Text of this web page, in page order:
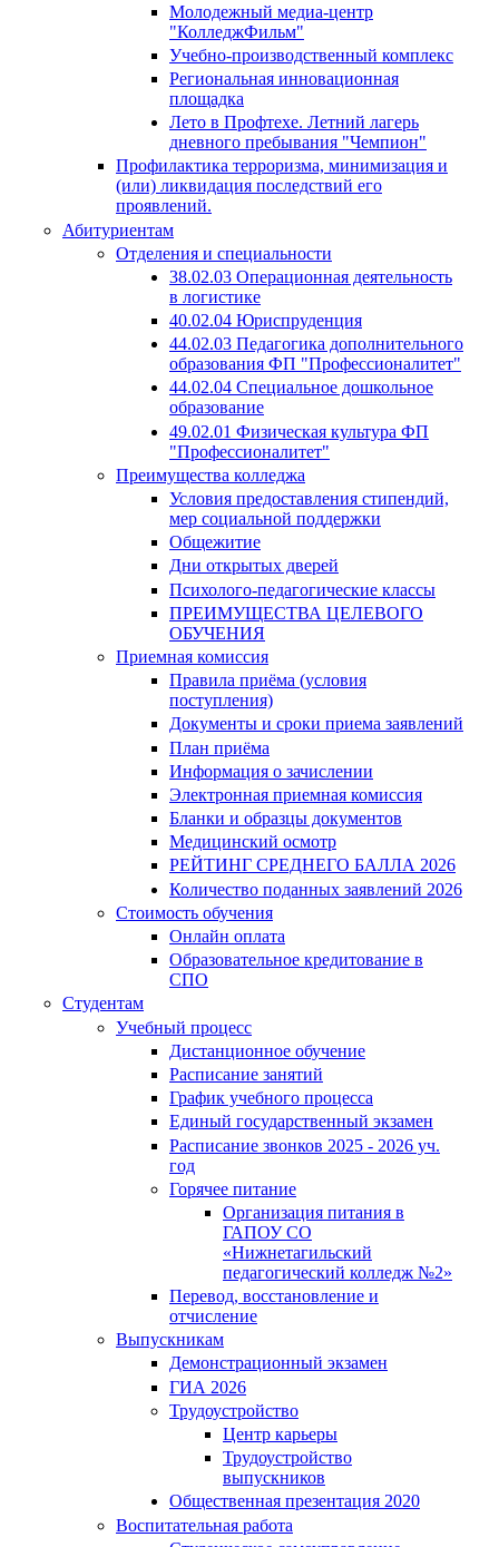
Молодежный медиа-центр
"КолледжФильм"
Учебно-производственный комплекс
Региональная инновационная
площадка
Лето в Профтехе. Летний лагерь
дневного пребывания "Чемпион"
Профилактика терроризма, минимизация и
(или) ликвидация последствий его
проявлений.
Абитуриентам
Отделения и специальности
38.02.03 Операционная деятельность
в логистике
40.02.04 Юриспруденция
44.02.03 Педагогика дополнительного
образования ФП "Профессионалитет"
44.02.04 Специальное дошкольное
образование
49.02.01 Физическая культура ФП
"Профессионалитет"
Преимущества колледжа
Условия предоставления стипендий,
мер социальной поддержки
Общежитие
Дни открытых дверей
Психолого-педагогические классы
ПРЕИМУЩЕСТВА ЦЕЛЕВОГО
ОБУЧЕНИЯ
Приемная комиссия
Правила приёма (условия
поступления)
Документы и сроки приема заявлений
План приёма
Информация о зачислении
Электронная приемная комиссия
Бланки и образцы документов
Медицинский осмотр
РЕЙТИНГ СРЕДНЕГО БАЛЛА 2026
Количество поданных заявлений 2026
Стоимость обучения
Онлайн оплата
Образовательное кредитование в
СПО
Студентам
Учебный процесс
Дистанционное обучение
Расписание занятий
График учебного процесса
Единый государственный экзамен
Расписание звонков 2025 - 2026 уч.
год
Горячее питание
Организация питания в
ГАПОУ СО
«Нижнетагильский
педагогический колледж №2»
Перевод, восстановление и
отчисление
Выпускникам
Демонстрационный экзамен
ГИА 2026
Трудоустройство
Центр карьеры
Трудоустройство
выпускников
Общественная презентация 2020
Воспитательная работа